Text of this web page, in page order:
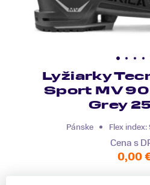
Lyžiarky
Sport MV 90
Grey
Pánske Flex
Cena s
0,00